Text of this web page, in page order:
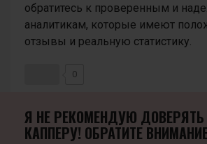
обратитесь к проверенным и
аналитикам, которые имеют
отзывы и реальную статистику.
0
Я НЕ РЕКОМЕНДУЮ
КАППЕРУ! ОБРАТИТЕ